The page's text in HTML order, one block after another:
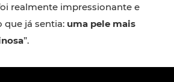
realmente impressionante e
já sentia: uma pele mais
”.